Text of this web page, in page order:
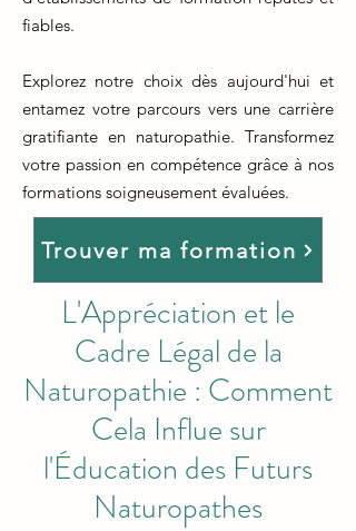
fiables.
Explorez notre choix dès aujourd'hui et
entamez votre parcours vers une carrière
gratifiante en naturopathie. Transformez
votre passion en compétence grâce à nos
formations soigneusement évaluées.
Trouver ma formation
L'Appréciation et le
Cadre Légal de la
Naturopathie : Comment
Cela Influe sur
l'Éducation des Futurs
Naturopathes